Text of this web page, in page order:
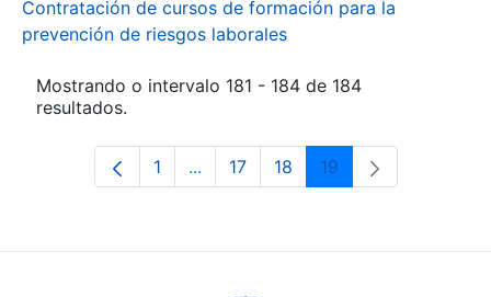
Contratación de cursos de formación para la
prevención de riesgos laborales
Mostrando o intervalo 181 - 184 de 184
resultados.
Páxina
1 ...Páxinas intermedias Use pestaña
Páxina
17 Páxina
18 Páxina
19